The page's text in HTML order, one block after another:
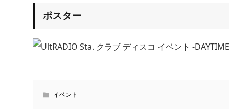
ポスター
イベント